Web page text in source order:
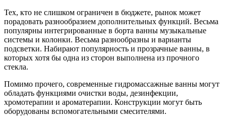
Тех, кто не слишком ограничен в бюджете, рынок может
порадовать разнообразием дополнительных функций. Весьма
популярны интегрированные в борта ванны музыкальные
системы и колонки. Весьма разнообразны и варианты
подсветки. Набирают популярность и прозрачные ванны, в
которых хотя бы одна из сторон выполнена из прочного
стекла.
Помимо прочего, современные гидромассажные ванны могут
обладать функциями очистки воды, дезинфекции,
хромотерапии и ароматерапии. Конструкции могут быть
оборудованы вспомогательными смесителями.